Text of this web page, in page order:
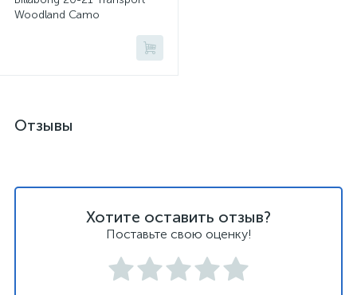
Woodland Camo
Отзывы
Хотите оставить отзыв?
Поставьте свою оценку!